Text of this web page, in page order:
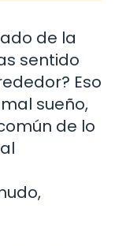
de la
sentido
Eso
sueño,
de lo